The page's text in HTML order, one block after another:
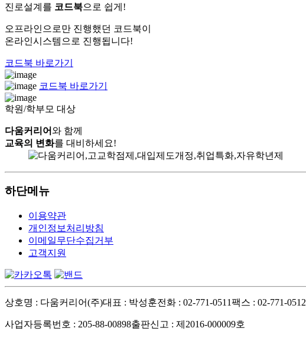
진로설계를 코드북으로 쉽게!
오프라인으로만 진행했던 코드북이
온라인시스템으로 진행됩니다!
코드북 바로가기
코드북 바로가기
학원/학부모 대상
다움커리어와 함께
교육의 변화를 대비하세요!
하단메뉴
이용약관
개인정보처리방침
이메일무단수집거부
고객지원
상호명 : 다움커리어(주)대표 : 박성훈전화 : 02-771-0511팩스 : 02-771-0512
사업자등록번호 : 205-88-00898출판신고 : 제2016-000009호